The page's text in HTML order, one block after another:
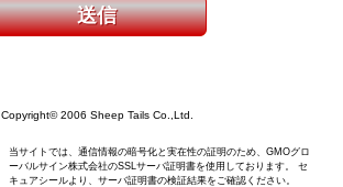
Copyright© 2006 Sheep Tails Co.,Ltd.
当サイトでは、通信情報の暗号化と実在性の証明のため、GMOグロ
ーバルサイン株式会社のSSLサーバ証明書を使用しております。 セ
キュアシールより、サーバ証明書の検証結果をご確認ください。